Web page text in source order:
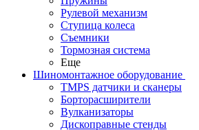
Рулевой механизм
Ступица колеса
Съемники
Тормозная система
Еще
Шиномонтажное оборудование
TMPS датчики и сканеры
Борторасширители
Вулканизаторы
Дископравные стенды